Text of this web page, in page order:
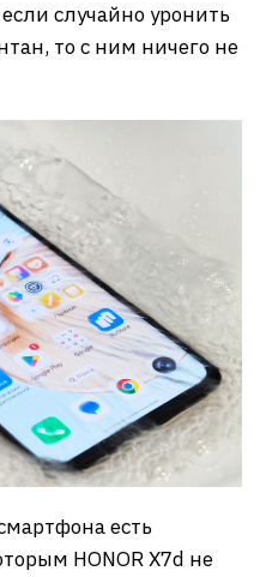
случайно уронить
то с ним ничего не
есть
HONOR X7d не